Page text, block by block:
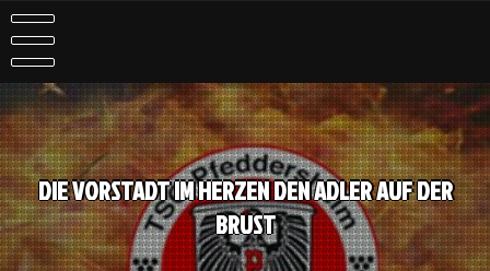
DIE VORSTADT IM HERZEN DEN ADLER AUF DER
BRUST